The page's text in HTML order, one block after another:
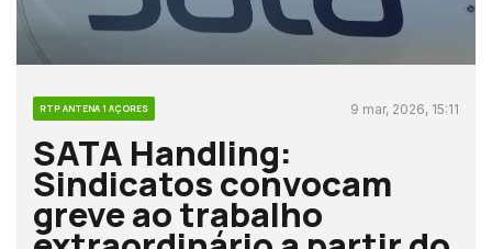
RTP ANTENA 1 AÇORES 9 mar, 2026, 15:11
SATA Handling:
Sindicatos convocam
greve ao trabalho